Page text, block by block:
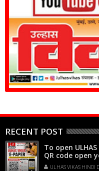
RECENT POST
To open
QR code open
Lens, point it
ULHAS VIKAS HINDI